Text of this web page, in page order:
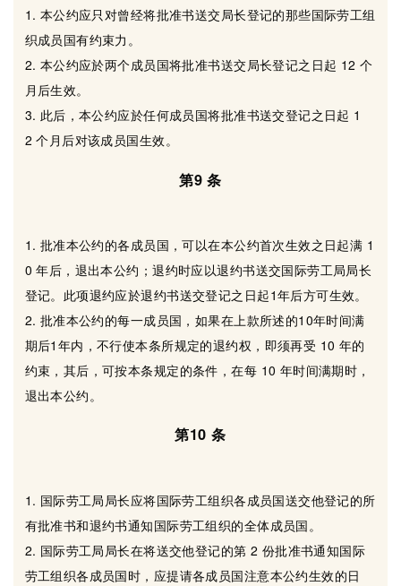
1. 本公约应只对曾经将批准书送交局长登记的那些国际劳工组
织成员国有约束力。
2. 本公约应於两个成员国将批准书送交局长登记之日起 12 个
月后生效。
3. 此后，本公约应於任何成员国将批准书送交登记之日起 1
2 个月后对该成员国生效。
第9 条
1. 批准本公约的各成员国，可以在本公约首次生效之日起满 1
0 年后，退出本公约；退约时应以退约书送交国际劳工局局长
登记。此项退约应於退约书送交登记之日起1年后方可生效。
2. 批准本公约的每一成员国，如果在上款所述的10年时间满
期后1年内，不行使本条所规定的退约权，即须再受 10 年的
约束，其后，可按本条规定的条件，在每 10 年时间满期时，
退出本公约。
第10 条
1. 国际劳工局局长应将国际劳工组织各成员国送交他登记的所
有批准书和退约书通知国际劳工组织的全体成员国。
2. 国际劳工局局长在将送交他登记的第 2 份批准书通知国际
劳工组织各成员国时，应提请各成员国注意本公约生效的日